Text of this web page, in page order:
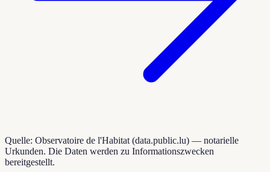
Quelle: Observatoire de l'Habitat (data.public.lu) — notarielle
Urkunden. Die Daten werden zu Informationszwecken
bereitgestellt.